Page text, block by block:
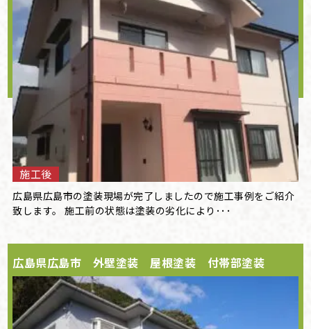
施工後
広島県広島市の塗装現場が完了しましたので施工事例をご紹介
致します。 施工前の状態は塗装の劣化により･･･
広島県広島市 外壁塗装 屋根塗装 付帯部塗装